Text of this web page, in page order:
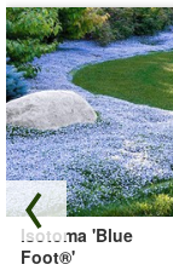
Isotoma 'Blue
Foot®'